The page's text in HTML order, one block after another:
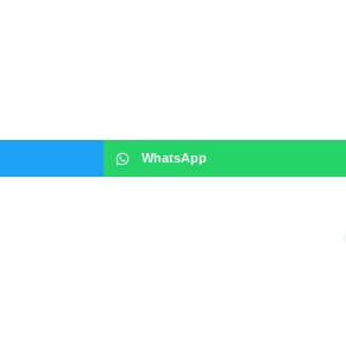
WhatsApp